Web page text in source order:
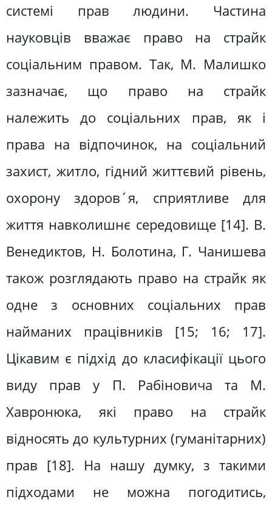
системі прав людини. Частина
науковців вважає право на страйк
соціальним правом. Так, М. Малишко
зазначає, що право на страйк
належить до соціальних прав, як і
права на відпочинок, на соціальний
захист, житло, гідний життєвий рівень,
охорону здоров´я, сприятливе для
життя навколишнє середовище [14]. В.
Венедиктов, Н. Болотина, Г. Чанишева
також розглядають право на страйк як
одне з основних соціальних прав
найманих працівників [15; 16; 17].
Цікавим є підхід до класифікації цього
виду прав у П. Рабіновича та М.
Хавронюка, які право на страйк
відносять до культурних (гуманітарних)
прав [18]. На нашу думку, з такими
підходами не можна погодитись,